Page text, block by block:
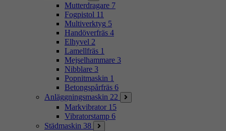
Mutterdragare 7
Fogpistol 11
Multiverktyg 5
Handöverfräs 4
Elhyvel 2
Lamellfräs 1
Mejselhammare 3
Nibblare 3
Popnitmaskin 1
Betongspårfräs 6
Anläggningsmaskin 22
Markvibrator 15
Vibratorstamp 6
Städmaskin 38